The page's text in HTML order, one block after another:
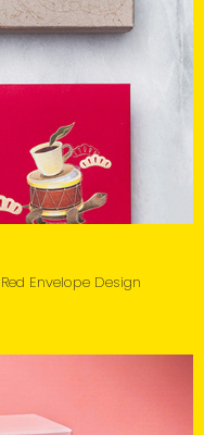
Envelope Design